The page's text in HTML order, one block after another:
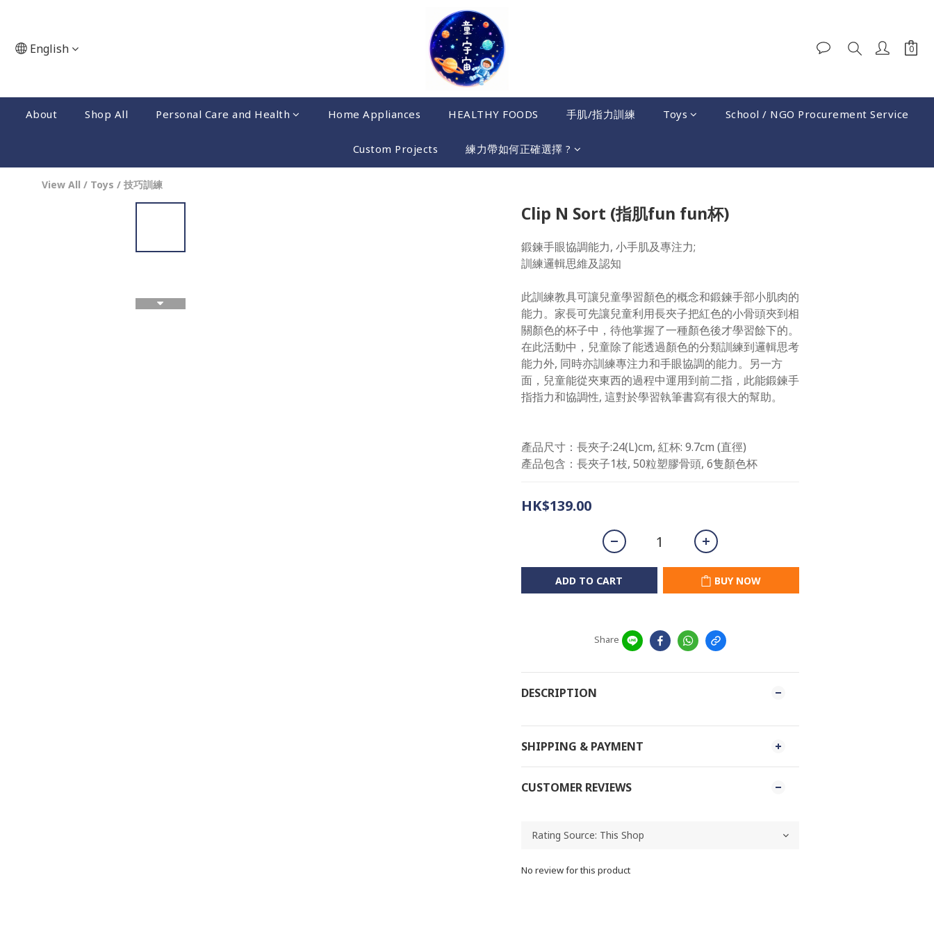
English
About Shop All Personal Care and Health Home Appliances HEALTHY FOODS 手肌/指力訓練 Toys School / NGO Procurement Service
Custom Projects 練力帶如何正確選擇 ?
View All / Toys / 技巧訓練
Clip N Sort (指肌fun fun杯)
鍛鍊手眼協調能力, 小手肌及專注力;
訓練邏輯思維及認知
此訓練教具可讓兒童學習顏色的概念和鍛鍊手部小肌肉的
能力。家長可先讓兒童利用長夾子把紅色的小骨頭夾到相
關顏色的杯子中，待他掌握了一種顏色後才學習餘下的。
在此活動中，兒童除了能透過顏色的分類訓練到邏輯思考
能力外, 同時亦訓練專注力和手眼協調的能力。另一方
面，兒童能從夾東西的過程中運用到前二指，此能鍛鍊手
指指力和協調性, 這對於學習執筆書寫有很大的幫助。
產品尺寸：長夾子:24(L)cm, 紅杯: 9.7cm (直徑)
產品包含：長夾子1枝, 50粒塑膠骨頭, 6隻顏色杯
HK$139.00
ADD TO CART BUY NOW
Share
DESCRIPTION
SHIPPING & PAYMENT
CUSTOMER REVIEWS
No review for this product